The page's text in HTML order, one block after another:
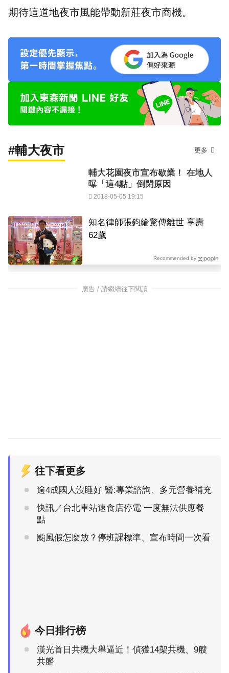
期待這道地夜市風能帶動新莊夜市商機。
#輔大夜市 更多
輔大花園夜市宣布歇業！ 在地人
曝「這4點」倒閉原因
2018-05-05 19:15
知名律師張鈞綸驚傳離世 享壽
62歲
Recommended by
廣告 / 請繼續往下閱讀
往下看更多
逾4成國人沒睡好 醫:專業諮詢、多元營養補充
快訊／台北車站速食店停電 一度無法供應餐
點
颱風假怎麼放？停班課標準、宣布時間一次看
今日排行榜
漢光首日共機大舉逼近！偵獲14架共機、9艘
共艦